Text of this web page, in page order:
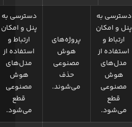
دسترسی به
پنل و امکان
ارتباط و
استفاده از
مدل‌های
هوش
مصنوعی
قطع
می‌شود.
پروژه‌های
هوش
مصنوعی
حذف
می‌شوند.
دسترسی به
پنل و امکان
ارتباط و
استفاده از
مدل‌های
هوش
مصنوعی
قطع
می‌شود.